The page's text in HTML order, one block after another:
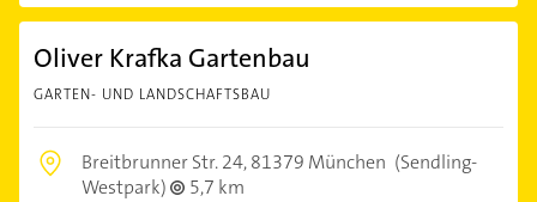
Oliver Krafka Gartenbau
GARTEN- UND LANDSCHAFTSBAU
Breitbrunner Str. 24,81379 München (Sendling-
Westpark)
5,7 km